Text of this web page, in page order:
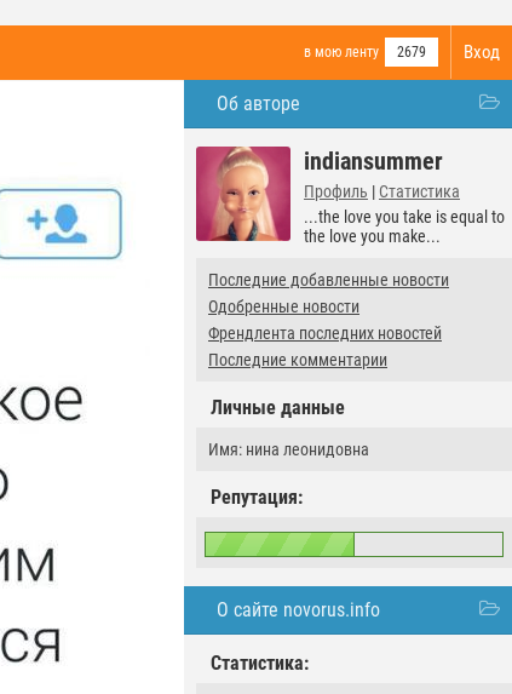
Вход
в мою ленту 2679
Об авторе
indiansummer
Профиль | Статистика
...the love you take is equal to
the love you make...
Последние добавленные новости
Одобренные новости
Френдлента последних новостей
Последние комментарии
Личные данные
Имя: нина леонидовна
Репутация:
О сайте novorus.info
Статистика: